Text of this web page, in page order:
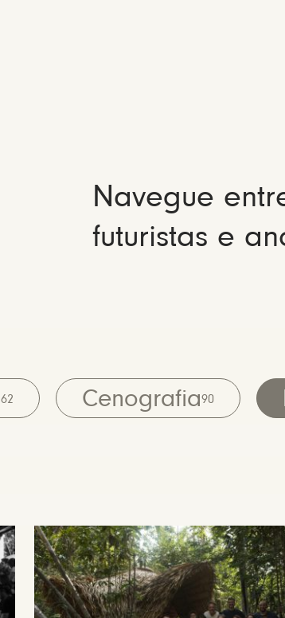
Navegue
futuristas e
62 Cenografia90